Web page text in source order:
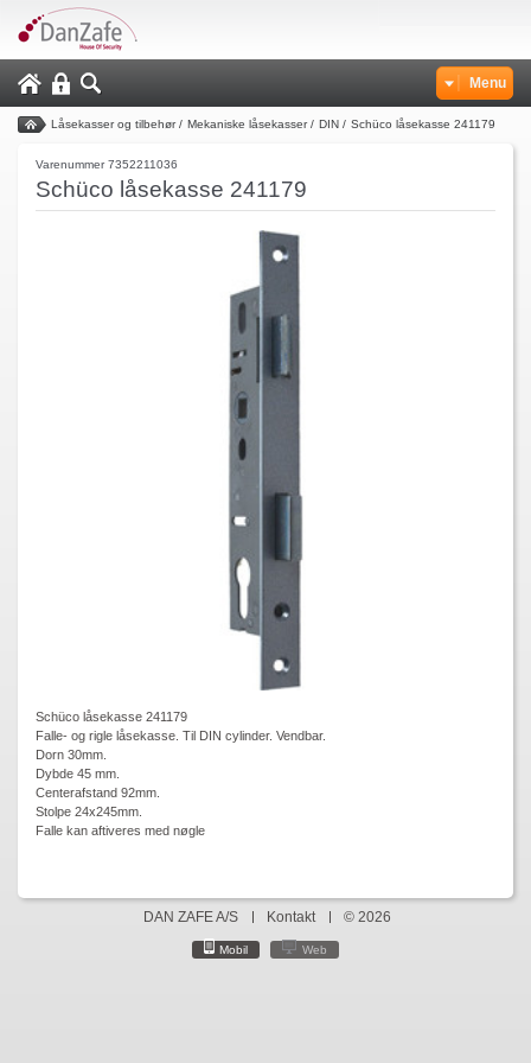
Menu
Låsekasser og tilbehør/ Mekaniske låsekasser/ DIN / Schüco låsekasse 241179
Varenummer 7352211036
Schüco låsekasse 241179
Schüco låsekasse 241179
Falle- og rigle låsekasse. Til DIN cylinder. Vendbar.
Dorn 30mm.
Dybde 45 mm.
Centerafstand 92mm.
Stolpe 24x245mm.
Falle kan aftiveres med nøgle
DAN ZAFE A/S Kontakt © 2026
Mobil Web